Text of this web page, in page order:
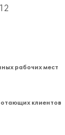
рабочих мест
клиентов